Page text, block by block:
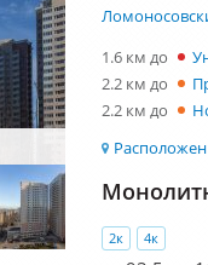
1.6 км до
2.2 км до
2.2 км до
2к 4к